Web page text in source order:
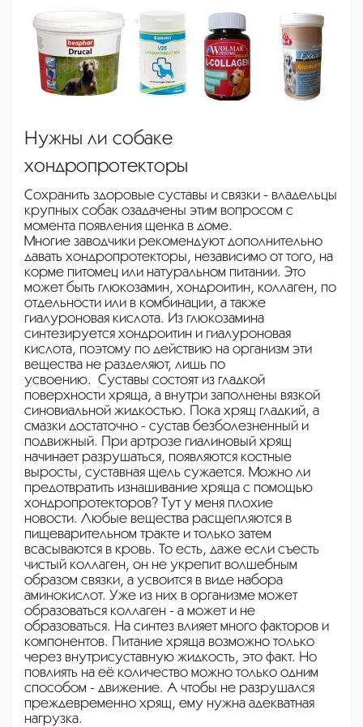
Нужны ли собаке
хондропротекторы
Сохранить здоровые суставы и связки - владельцы
крупных собак озадачены этим вопросом с
момента появления щенка в доме.
Многие заводчики рекомендуют дополнительно
давать хондропротекторы, независимо от того, на
корме питомец или натуральном питании. Это
может быть глюкозамин, хондроитин, коллаген, по
отдельности или в комбинации, а также
гиалуроновая кислота. Из глюкозамина
синтезируется хондроитин и гиалуроновая
кислота, поэтому по действию на организм эти
вещества не разделяют, лишь по
усвоению. Суставы состоят из гладкой
поверхности хряща, а внутри заполнены вязкой
синовиальной жидкостью. Пока хрящ гладкий, а
смазки достаточно - сустав безболезненный и
подвижный. При артрозе гиалиновый хрящ
начинает разрушаться, появляются костные
выросты, суставная щель сужается. Можно ли
предотвратить изнашивание хряща с помощью
хондропротекторов? Тут у меня плохие
новости. Любые вещества расщепляются в
пищеварительном тракте и только затем
всасываются в кровь. То есть, даже если съесть
чистый коллаген, он не укрепит волшебным
образом связки, а усвоится в виде набора
аминокислот. Уже из них в организме может
образоваться коллаген - а может и не
образоваться. На синтез влияет много факторов и
компонентов. Питание хряща возможно только
через внутрисуставную жидкость, это факт. Но
повлиять на её количество можно только одним
способом - движение. А чтобы не разрушался
преждевременно хрящ, ему нужна адекватная
нагрузка.